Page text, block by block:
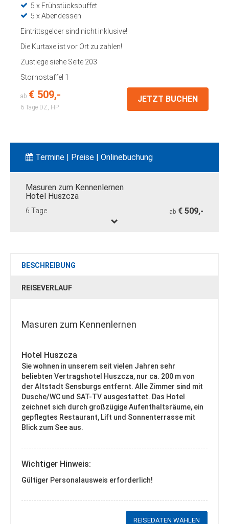
5 x Frühstücksbuffet
5 x Abendessen
Eintrittsgelder sind nicht inklusive!
Die Kurtaxe ist vor Ort zu zahlen!
Zustiege siehe Seite 203
Stornostaffel 1
ab € 509,-
6 Tage DZ, HP
JETZT BUCHEN
Termine | Preise | Onlinebuchung
Masuren zum Kennenlernen
Hotel Huszcza
6 Tage ab € 509,-
BESCHREIBUNG
REISEVERLAUF
Masuren zum Kennenlernen
Hotel Huszcza
Sie wohnen in unserem seit vielen Jahren sehr
beliebten Vertragshotel Huszcza, nur ca. 200 m von
der Altstadt Sensburgs entfernt. Alle Zimmer sind mit
Dusche/WC und SAT-TV ausgestattet. Das Hotel
zeichnet sich durch großzügige Aufenthaltsräume, ein
gepflegtes Restaurant, Lift und Sonnenterrasse mit
Blick zum See aus.
Wichtiger Hinweis:
Gültiger Personalausweis erforderlich!
REISEDATEN WÄHLEN